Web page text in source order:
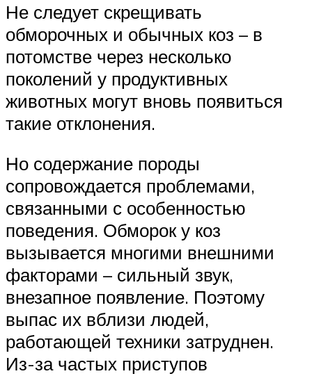
Не следует скрещивать
обморочных и обычных коз – в
потомстве через несколько
поколений у продуктивных
животных могут вновь появиться
такие отклонения.
Но содержание породы
сопровождается проблемами,
связанными с особенностью
поведения. Обморок у коз
вызывается многими внешними
факторами – сильный звук,
внезапное появление. Поэтому
выпас их вблизи людей,
работающей техники затруднен.
Из-за частых приступов